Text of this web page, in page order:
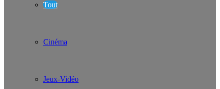
Tout
Cinéma
Jeux-Vidéo